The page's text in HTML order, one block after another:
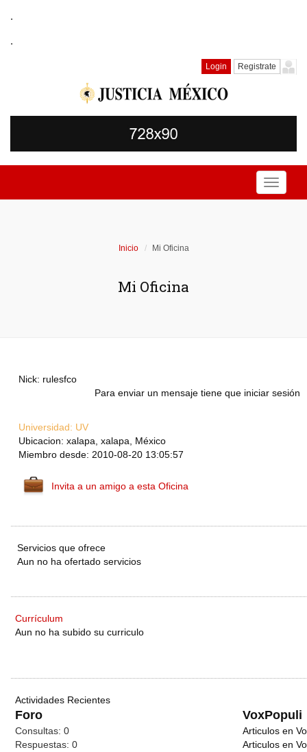
.
.
Login Registrate
Toggle
Inicio Mi Oficina
Mi Oficina
Nick: rulesfco
Para enviar un mensaje tiene que iniciar sesión
Universidad: UV
Ubicacion: xalapa, xalapa, México
Miembro desde: 2010-08-20 13:05:57
Invita a un amigo a esta Oficina
Servicios que ofrece
Aun no ha ofertado servicios
Currículum
Aun no ha subido su curriculo
Actividades Recientes
Foro VoxPopuli
Consultas: 0
Respuestas: 0
Articulos en
Articulos en